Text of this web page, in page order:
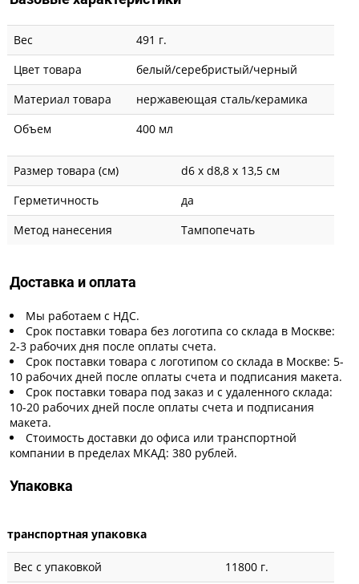
Вес
491 г.
Цвет товара
белый/серебристый/черный
Материал товара
нержавеющая cталь/керамика
Объем
400 мл
Размер товара (см)
d6 х d8,8 х 13,5 см
Герметичность
да
Метод нанесения
Тампопечать
Доставка и оплата
Мы работаем с НДС.
Срок поставки товара без логотипа со склада в Москве:
2-3 рабочих дня после оплаты счета.
Срок поставки товара с логотипом со склада в Москве: 5-
10 рабочих дней после оплаты счета и подписания макета.
Срок поставки товара под заказ и с удаленного склада:
10-20 рабочих дней после оплаты счета и подписания
макета.
Стоимость доставки до офиса или транспортной
компании в пределах МКАД: 380 рублей.
Упаковка
транспортная упаковка
Вес с упаковкой
11800 г.